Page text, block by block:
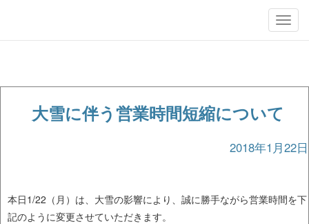
大雪に伴う営業時間短縮について
2018年1月22日
本日1/22（月）は、大雪の影響により、誠に勝手ながら営業時間を下
記のように変更させていただきます。